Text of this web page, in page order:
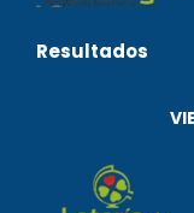
Resultados